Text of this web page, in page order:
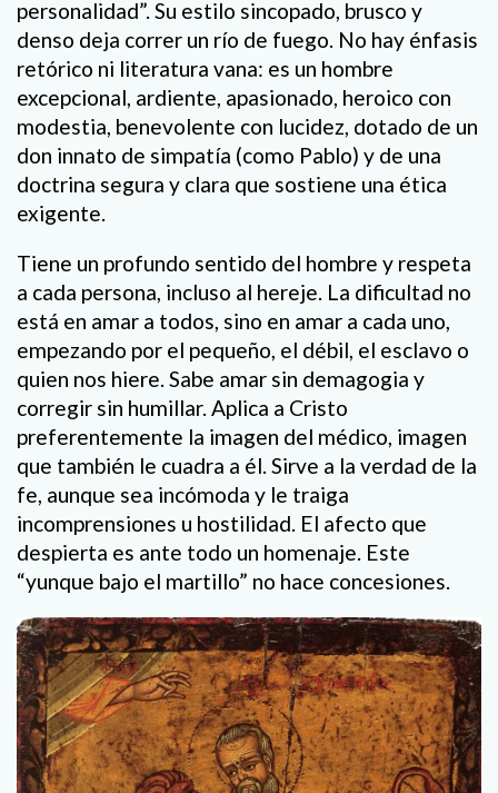
personalidad”. Su estilo sincopado, brusco y
denso deja correr un río de fuego. No hay énfasis
retórico ni literatura vana: es un hombre
excepcional, ardiente, apasionado, heroico con
modestia, benevolente con lucidez, dotado de un
don innato de simpatía (como Pablo) y de una
doctrina segura y clara que sostiene una ética
exigente.
Tiene un profundo sentido del hombre y respeta
a cada persona, incluso al hereje. La dificultad no
está en amar a todos, sino en amar a cada uno,
empezando por el pequeño, el débil, el esclavo o
quien nos hiere. Sabe amar sin demagogia y
corregir sin humillar. Aplica a Cristo
preferentemente la imagen del médico, imagen
que también le cuadra a él. Sirve a la verdad de la
fe, aunque sea incómoda y le traiga
incomprensiones u hostilidad. El afecto que
despierta es ante todo un homenaje. Este
“yunque bajo el martillo” no hace concesiones.